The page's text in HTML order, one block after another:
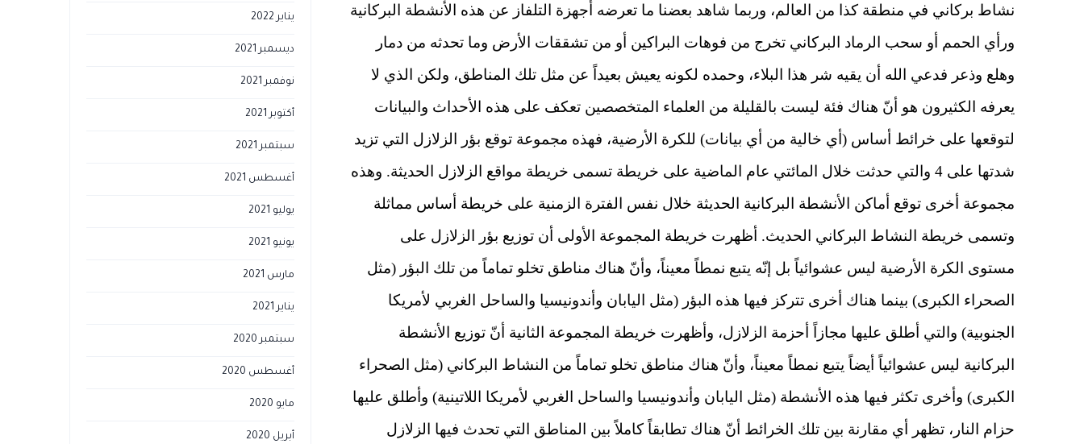
نشاط بركاني في منطقة كذا من العالم، وربما شاهد بعضنا ما تعرضه أجهزة التلفاز عن هذه الأنشطة البركانية
ورأي الحمم أو سحب الرماد البركاني تخرج من فوهات البراكين أو من تشققات الأرض وما تحدثه من دمار
وهلع وذعر فدعي الله أن يقيه شر هذا البلاء، وحمده لكونه يعيش بعيداً عن مثل تلك المناطق، ولكن الذي لا
يعرفه الكثيرون هو أنّ هناك فئة ليست بالقليلة من العلماء المتخصصين تعكف على هذه الأحداث والبيانات
لتوقعها على خرائط أساس (أي خالية من أي بيانات) للكرة الأرضية، فهذه مجموعة توقع بؤر الزلازل التي تزيد
شدتها على 4 والتي حدثت خلال المائتي عام الماضية على خريطة تسمى خريطة مواقع الزلازل الحديثة. وهذه
مجموعة أخرى توقع أماكن الأنشطة البركانية الحديثة خلال نفس الفترة الزمنية على خريطة أساس مماثلة
وتسمى خريطة النشاط البركاني الحديث. أظهرت خريطة المجموعة الأولى أن توزيع بؤر الزلازل على
مستوى الكرة الأرضية ليس عشوائياً بل إنّه يتبع نمطاً معيناً، وأنّ هناك مناطق تخلو تماماً من تلك البؤر (مثل
الصحراء الكبرى) بينما هناك أخرى تتركز فيها هذه البؤر (مثل اليابان وأندونيسيا والساحل الغربي لأمريكا
الجنوبية) والتي أطلق عليها مجازاً أحزمة الزلازل، وأظهرت خريطة المجموعة الثانية أنّ توزيع الأنشطة
البركانية ليس عشوائياً أيضاً يتبع نمطاً معيناً، وأنّ هناك مناطق تخلو تماماً من النشاط البركاني (مثل الصحراء
الكبرى) وأخرى تكثر فيها هذه الأنشطة (مثل اليابان وأندونيسيا والساحل الغربي لأمريكا اللاتينية) وأطلق عليها
حزام النار، تظهر أي مقارنة بين تلك الخرائط أنّ هناك تطابقاً كاملاً بين المناطق التي تحدث فيها الزلازل
يناير 2022
ديسمبر 2021
نوفمبر 2021
أكتوبر 2021
سبتمبر 2021
أغسطس 2021
يوليو 2021
يونيو 2021
مارس 2021
يناير 2021
سبتمبر 2020
أغسطس 2020
مايو 2020
أبريل 2020